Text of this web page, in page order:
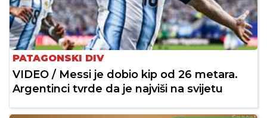
PATAGONSKI DIV
VIDEO / Messi je dobio kip od 26 metara.
Argentinci tvrde da je najviši na svijetu